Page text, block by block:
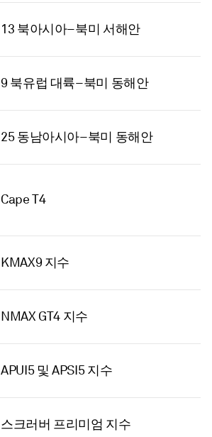
13 북아시아–북미 서해안
9 북유럽 대륙–북미 동해안
25 동남아시아–북미 동해안
Cape T4
KMAX9 지수
NMAX GT4 지수
APUI5 및 APSI5 지수
스크러버 프리미엄 지수